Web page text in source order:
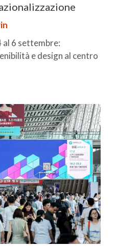
al 6 settembre:
e design al centro